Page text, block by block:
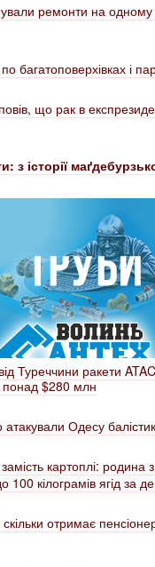
ремонти на одному
багатоповерхівках і
що рак в
з історії
Туреччини ракети
$280 млн
атакували Одесу
картоплі: родина
100 кілограмів ягід за
отримає